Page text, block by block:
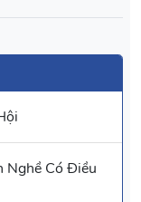
Nghề Có Điều